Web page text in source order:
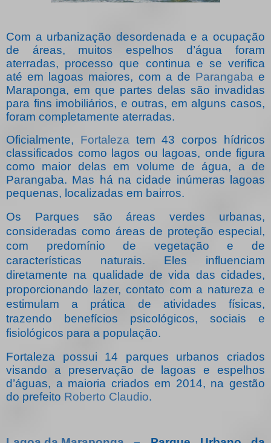
Com a urbanização desordenada e a ocupação
de áreas, muitos espelhos d’água foram
aterradas, processo que continua e se verifica
até em lagoas maiores, com a de Parangaba e
Maraponga, em que partes delas são invadidas
para fins imobiliários, e outras, em alguns casos,
foram completamente aterradas.
Oficialmente, Fortaleza tem 43 corpos hídricos
classificados como lagos ou lagoas, onde figura
como maior delas em volume de água, a de
Parangaba. Mas há na cidade inúmeras lagoas
pequenas, localizadas em bairros.
Os Parques são áreas verdes urbanas,
consideradas como áreas de proteção especial,
com predomínio de vegetação e de
características naturais. Eles influenciam
diretamente na qualidade de vida das cidades,
proporcionando lazer, contato com a natureza e
estimulam a prática de atividades físicas,
trazendo benefícios psicológicos, sociais e
fisiológicos para a população.
Fortaleza possui 14 parques urbanos criados
visando a preservação de lagoas e espelhos
d’águas, a maioria criados em 2014, na gestão
do prefeito Roberto Claudio.